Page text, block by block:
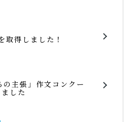
取得しました！
主張」作文コンクー
した